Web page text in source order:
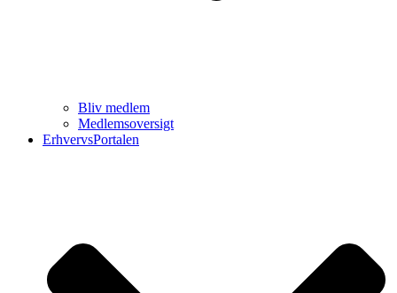
Bliv medlem
Medlemsoversigt
ErhvervsPortalen